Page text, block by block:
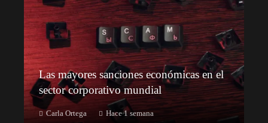
Las mayores sanciones económicas en el
sector corporativo mundial
Carla Ortega Hace 1 semana